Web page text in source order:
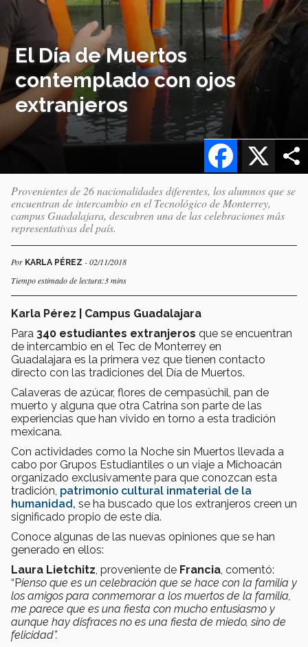
El Día de Muertos
contemplado con ojos
extranjeros
X
Facebook
Provenientes de 26 nacionalidades diferentes, los alumnos que se
encuentran de intercambio en el Tecnológico de Monterrey,
campus Guadalajara, descubren una de las celebraciones más
representativas del país.
Por KARLA PÉREZ - 02/11/2018
Tiempo estimado de lectura:3 mins
Karla Pérez | Campus Guadalajara
Para 340 estudiantes extranjeros que se encuentran
de intercambio en el Tec de Monterrey en
Guadalajara es la primera vez que tienen contacto
directo con las tradiciones del Día de Muertos.
Calaveras de azúcar, flores de cempasúchil, pan de
muerto y alguna que otra Catrina son parte de las
experiencias que han vivido en torno a esta tradición
mexicana.
Con actividades como la Noche sin Muertos llevada a
cabo por Grupos Estudiantiles o un viaje a Michoacán
organizado exclusivamente para que conozcan esta
tradición, patrimonio cultural inmaterial de la
humanidad, se ha buscado que los extranjeros creen un
significado propio de este día.
Conoce algunas de las nuevas opiniones que se han
generado en ellos:
Laura Lietchitz , proveniente de Francia , comentó:
“Pienso que es un celebración que se hace con la familia y
los amigos para conmemorar a los muertos de la familia,
me parece que es una fiesta con mucho entusiasmo y
aunque hay disfraces no es una fiesta de miedo, sino de
felicidad”.